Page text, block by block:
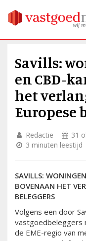
Savills:
en CBD-
het
Europese
Redactie
31
3 minuten leestijd
SAVILLS:
BOVENAAN HET
BELEGGERS
Volgens een door
vastgoedbeleggers
de EME-regio van